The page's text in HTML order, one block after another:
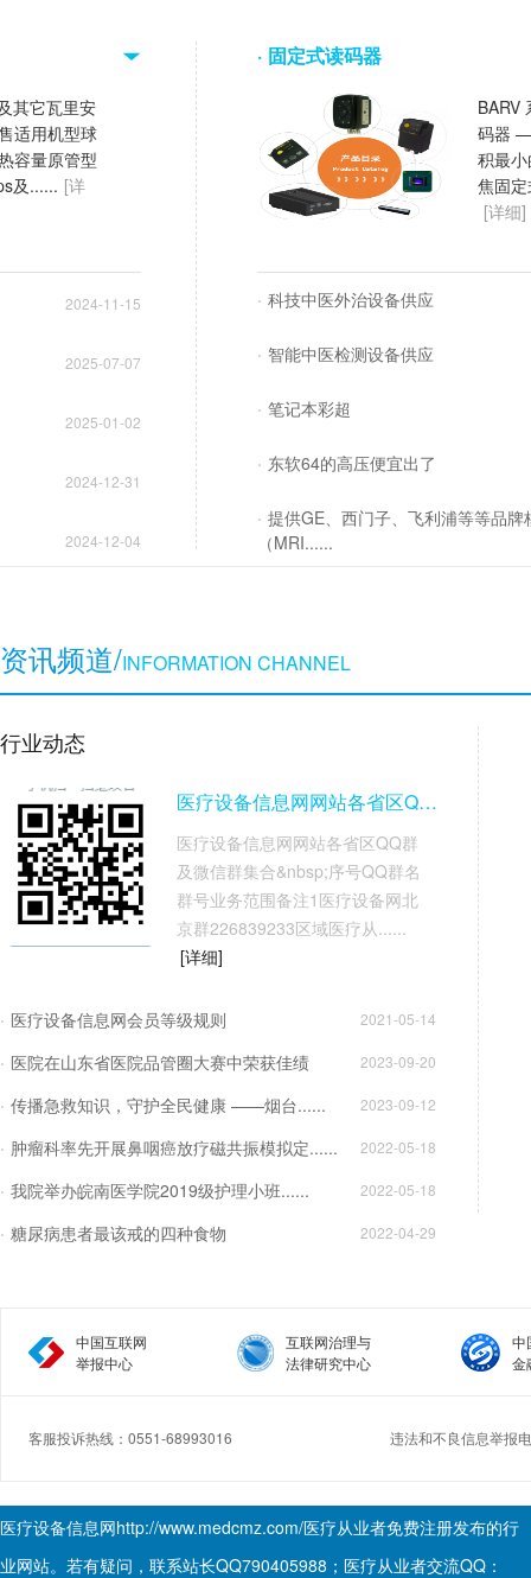
其它瓦里安
适用机型球
容量原管型
及...... [详
2024-11-15
2025-07-07
2025-01-02
2024-12-31
2024-12-04
固定式读码器
BARV
码器
积最
焦固
[详细]
科技中医外治设备供应
智能中医检测设备供应
笔记本彩超
东软64的高压便宜出了
提供GE、西门子、飞利浦等等品牌
（MRI......
资讯频道/INFORMATION CHANNEL
行业动态
医疗设备信息网网站各省区QQ群及微信......
医疗设备信息网网站各省区QQ群
及微信群集合&nbsp;序号QQ群名
群号业务范围备注1医疗设备网北
京群226839233区域医疗从......
[详细]
医疗设备信息网会员等级规则 2021-05-14
医院在山东省医院品管圈大赛中荣获佳绩 2023-09-20
传播急救知识，守护全民健康 ——烟台...... 2023-09-12
肿瘤科率先开展鼻咽癌放疗磁共振模拟定...... 2022-05-18
我院举办皖南医学院2019级护理小班...... 2022-05-18
糖尿病患者最该戒的四种食物 2022-04-29
中国互联网
举报中心
互联网治理与
法律研究中心
中
金
客服投诉热线：0551-68993016 违法和不良信息举报
医疗设备信息网http://www.medcmz.com/医疗从业者免费注册发布的行
业网站。若有疑问，联系站长QQ790405988；医疗从业者交流QQ：